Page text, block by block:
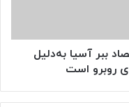
ببر آسیا به‌دلیل